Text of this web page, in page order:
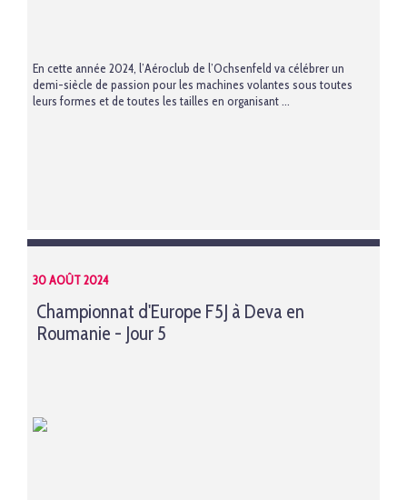
En cette année 2024, l’Aéroclub de l’Ochsenfeld va célébrer un
demi-siècle de passion pour les machines volantes sous toutes
leurs formes et de toutes les tailles en organisant ...
30 AOÛT 2024
Championnat d'Europe F5J à Deva en
Roumanie - Jour 5